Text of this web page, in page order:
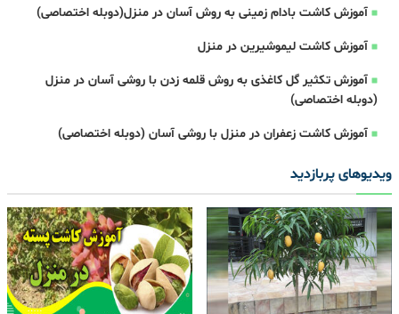
آموزش کاشت بادام زمینی به روش آسان در منزل(دوبله اختصاصی)
آموزش کاشت لیموشیرین در منزل
آموزش تکثیر گل کاغذی به روش قلمه زدن با روشی آسان در منزل
(دوبله اختصاصی)
آموزش کاشت زعفران در منزل با روشی آسان (دوبله اختصاصی)
ویدیوهای پربازدید